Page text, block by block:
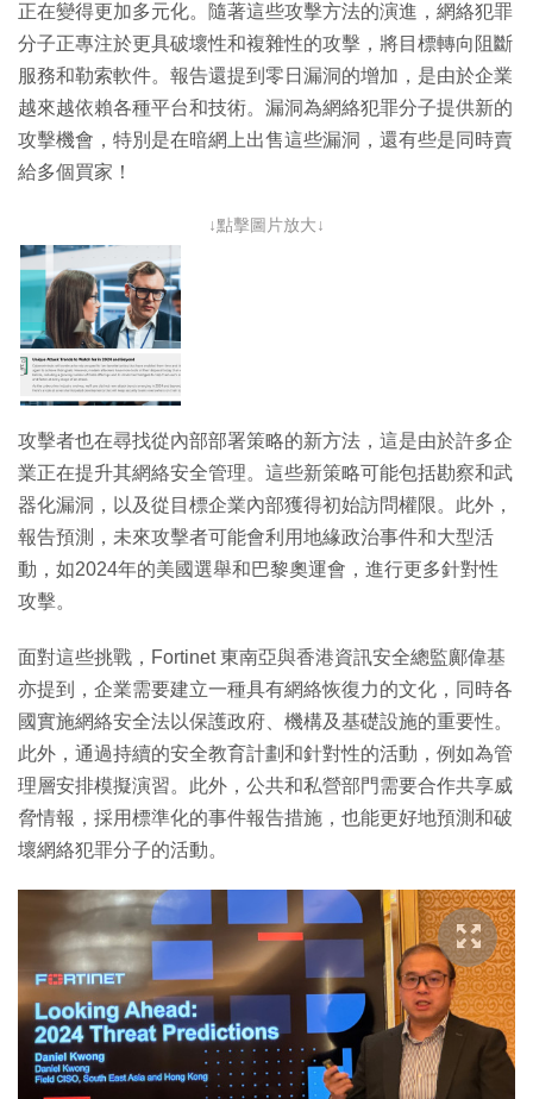
正在變得更加多元化。隨著這些攻擊方法的演進，網絡犯罪
分子正專注於更具破壞性和複雜性的攻擊，將目標轉向阻斷
服務和勒索軟件。報告還提到零日漏洞的增加，是由於企業
越來越依賴各種平台和技術。漏洞為網絡犯罪分子提供新的
攻擊機會，特別是在暗網上出售這些漏洞，還有些是同時賣
給多個買家！
↓點擊圖片放大↓
攻擊者也在尋找從內部部署策略的新方法，這是由於許多企
業正在提升其網絡安全管理。這些新策略可能包括勘察和武
器化漏洞，以及從目標企業內部獲得初始訪問權限。此外，
報告預測，未來攻擊者可能會利用地緣政治事件和大型活
動，如2024年的美國選舉和巴黎奧運會，進行更多針對性
攻擊。
面對這些挑戰，Fortinet 東南亞與香港資訊安全總監鄺偉基
亦提到，企業需要建立一種具有網絡恢復力的文化，同時各
國實施網絡安全法以保護政府、機構及基礎設施的重要性。
此外，通過持續的安全教育計劃和針對性的活動，例如為管
理層安排模擬演習。此外，公共和私營部門需要合作共享威
脅情報，採用標準化的事件報告措施，也能更好地預測和破
壞網絡犯罪分子的活動。